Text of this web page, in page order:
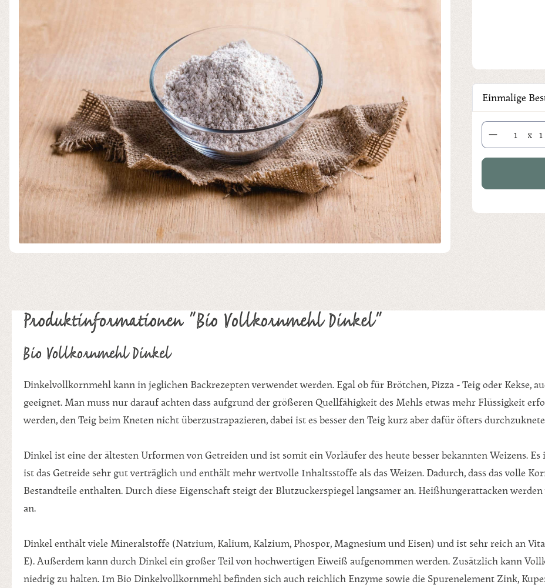
Einmalige
Produkt Anzahl:
x
Produktinformationen "Bio Vollkornmehl Dinkel"
Bio Vollkornmehl Dinkel
Dinkelvollkornmehl kann in jeglichen Backrezepten verwendet werden. Egal ob für Brötchen, Pizza - Teig oder Kekse,
geeignet. Man muss nur darauf achten dass aufgrund der größeren Quellfähigkeit des Mehls etwas mehr Flüssigkeit
werden, den Teig beim Kneten nicht überzustrapazieren, dabei ist es besser den Teig kurz aber dafür öfters
Dinkel ist eine der ältesten Urformen von Getreiden und ist somit ein Vorläufer des heute besser bekannten Weizens.
ist das Getreide sehr gut verträglich und enthält mehr wertvolle Inhaltsstoffe als das Weizen. Dadurch, dass das volle
Bestandteile enthalten. Durch diese Eigenschaft steigt der Blutzuckerspiegel langsamer an. Heißhungerattacken
an.
Dinkel enthält viele Mineralstoffe (Natrium, Kalium, Kalzium, Phospor, Magnesium und Eisen) und ist sehr reich an
E). Außerdem kann durch Dinkel ein großer Teil von hochwertigen Eiweiß aufgenommen werden. Zusätzlich kann
niedrig zu halten. Im Bio Dinkelvollkornmehl befinden sich auch reichlich Enzyme sowie die Spurenelement Zink,